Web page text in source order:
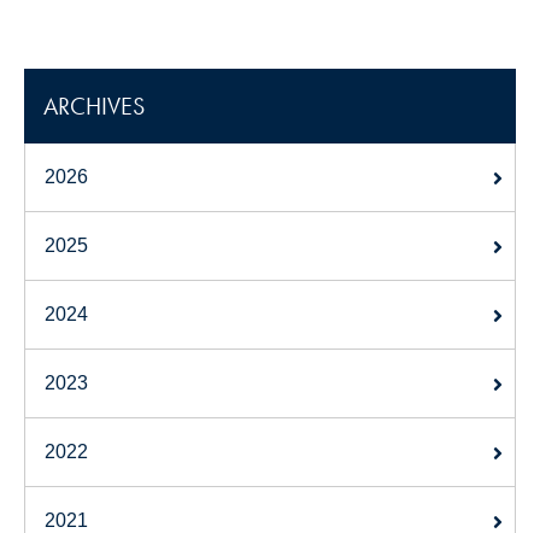
ARCHIVES
2026
2025
2024
2023
2022
2021